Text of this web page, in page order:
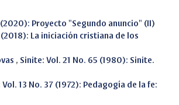
(2020): Proyecto "Segundo anuncio" (II)
(2018): La iniciación cristiana de los
, Sinite: Vol. 21 No. 65 (1980): Sinite.
Vol. 13 No. 37 (1972): Pedagogía de la fe: